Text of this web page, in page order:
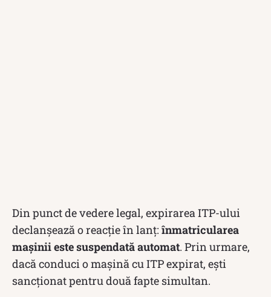
Din punct de vedere legal, expirarea ITP-ului
declanșează o reacție în lanț: înmatricularea
mașinii este suspendată automat. Prin urmare,
dacă conduci o mașină cu ITP expirat, ești
sancționat pentru două fapte simultan.